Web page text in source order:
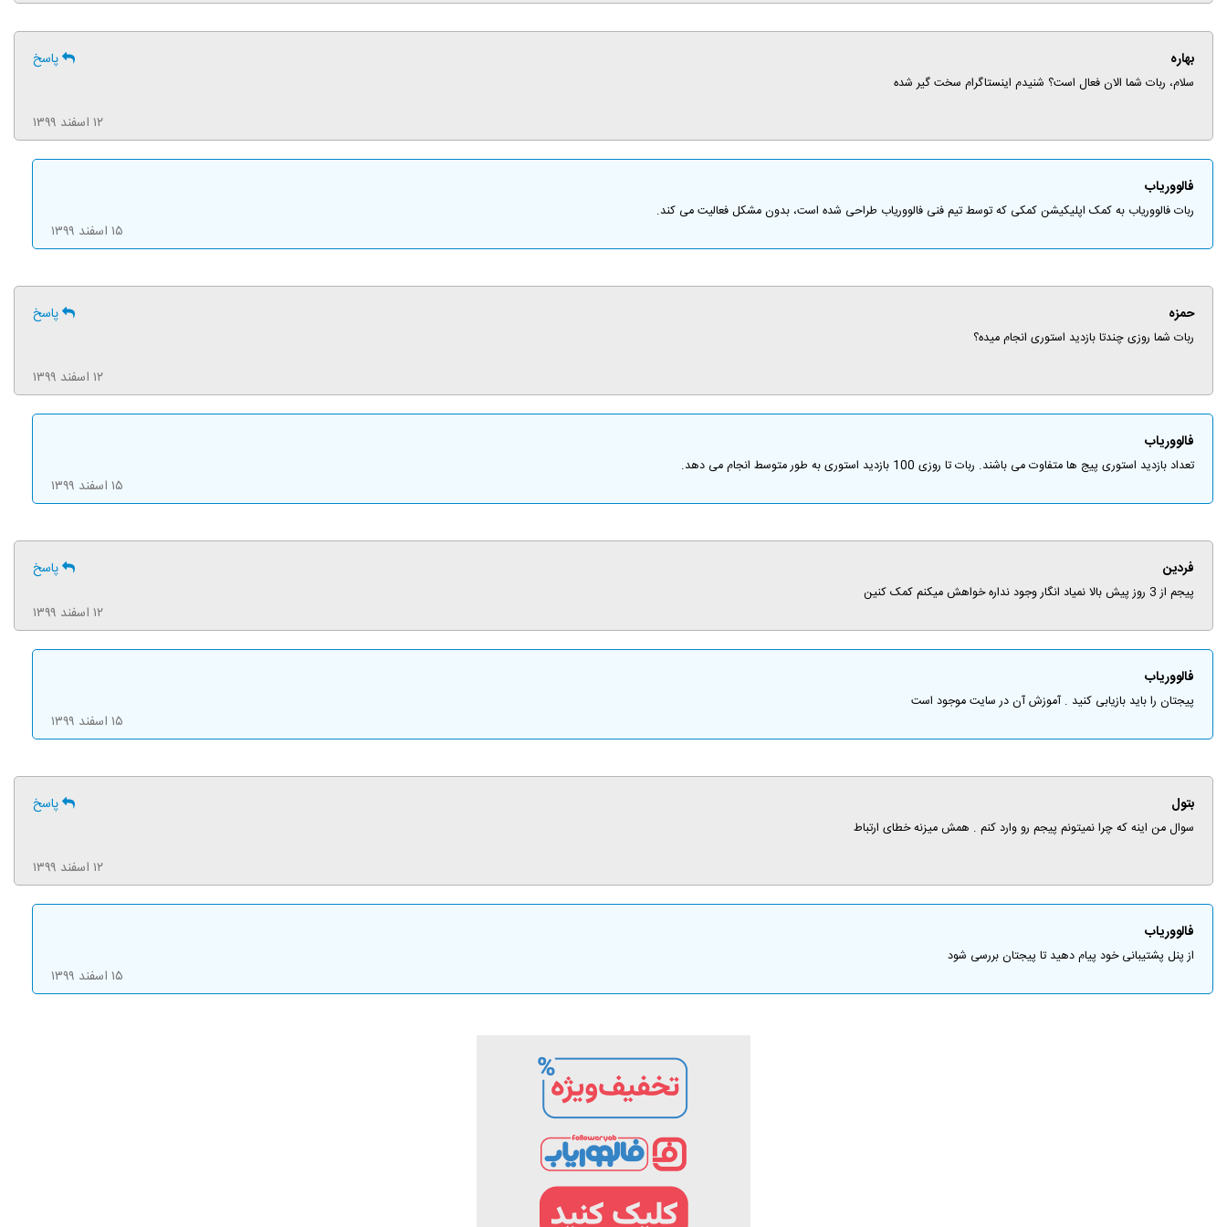
بهاره پاسخ
سلام، ربات شما الان فعال است؟ شنیدم اینستاگرام سخت گیر شده
۱۲ اسفند ۱۳۹۹
فالووریاب
ربات فالوورياب به کمک اپليكيشن کمکی كه توسط تيم فنی فالوورياب طراحی شده است، بدون مشكل فعاليت می كند.
۱۵ اسفند ۱۳۹۹
حمزه پاسخ
ربات شما روزی چندتا بازدید استوری انجام میده؟
۱۲ اسفند ۱۳۹۹
فالووریاب
تعداد بازدید استوری پیج ها متفاوت می باشند. ربات تا روزی 100 بازدید استوری به طور متوسط انجام می دهد.
۱۵ اسفند ۱۳۹۹
فردین پاسخ
پیجم از 3 روز پیش بالا نمیاد انگار وجود نداره خواهش میکنم کمک کنین
۱۲ اسفند ۱۳۹۹
فالووریاب
پیجتان را باید بازیابی کنید . آموزش آن در سایت موجود است
۱۵ اسفند ۱۳۹۹
بتول پاسخ
سوال من اینه که چرا نمیتونم پیجم رو وارد کنم . همش میزنه خطای ارتباط
۱۲ اسفند ۱۳۹۹
فالووریاب
از پنل پشتیبانی خود پیام دهید تا پیجتان بررسی شود
۱۵ اسفند ۱۳۹۹